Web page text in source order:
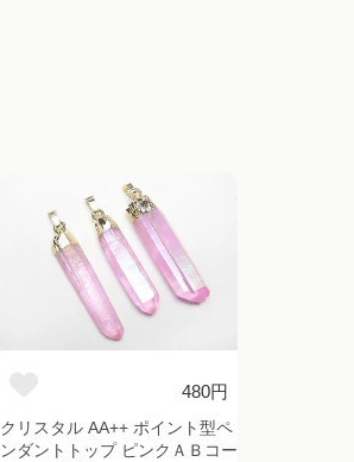
480円
クリスタル AA++ ポイント型ペ
ンダントトップ ピンクＡＢコー